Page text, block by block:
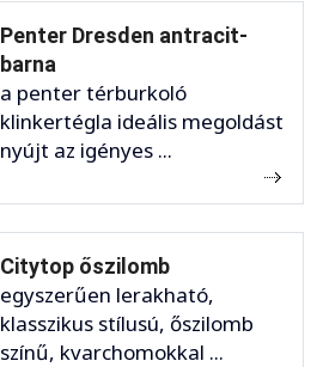
Penter Dresden antracit-
barna
a penter térburkoló
klinkertégla ideális megoldást
nyújt az igényes ...
Citytop őszilomb
egyszerűen lerakható,
klasszikus stílusú, őszilomb
színű, kvarchomokkal ...